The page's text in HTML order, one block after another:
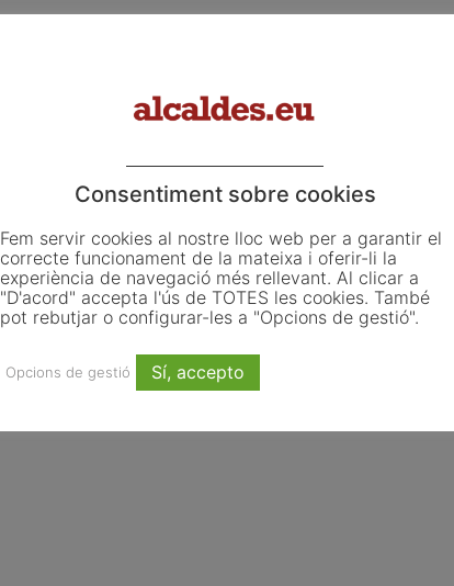
Consentiment sobre cookies
Fem servir cookies al nostre lloc web per a garantir el
correcte funcionament de la mateixa i oferir-li la
experiència de navegació més rellevant. Al clicar a
"D'acord" accepta l'ús de TOTES les cookies. També
pot rebutjar o configurar-les a "Opcions de gestió".
Opcions de gestió Sí, accepto